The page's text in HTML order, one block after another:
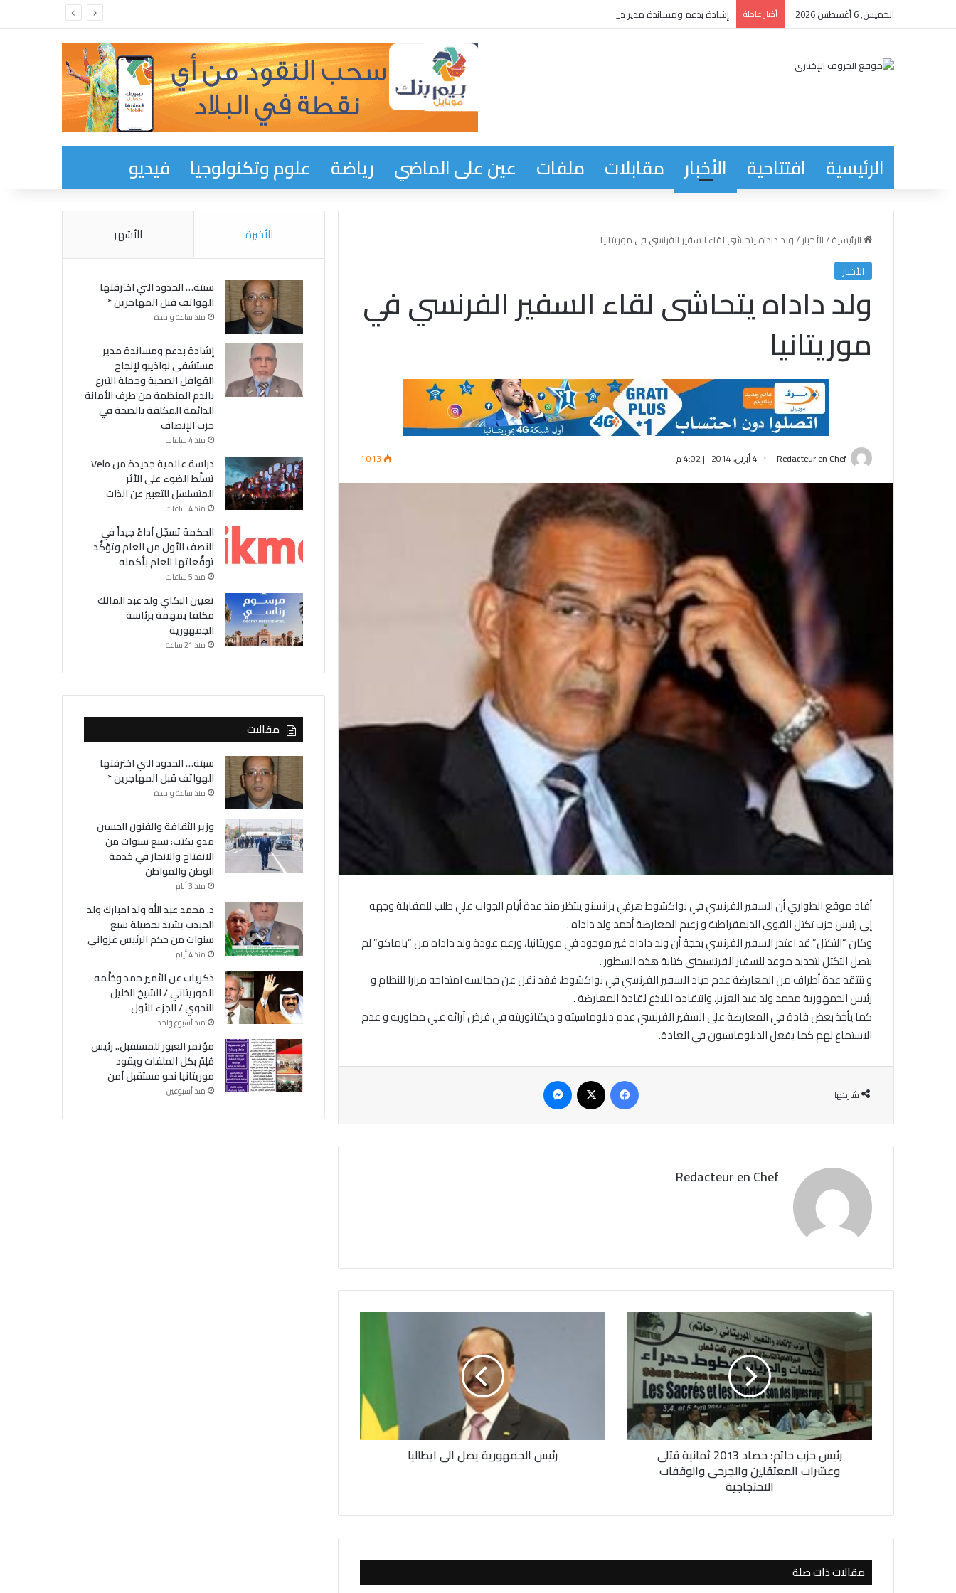
الخميس, 6 أغسطس 2026 أخبار عاجلة إشادة بدعم ومساندة مدير مستشفى نواذيبو لإنجاح القوافل الصحية وحملة التبرع بالدم المنظمة من طرف الأمانة الدائمة المكلفة بالصحة في حزب الإنصاف
الرئيسية افتتاحية الأخبار مقابلات ملفات عين على الماضي رياضة علوم وتكنولوجيا فيديو
الرئيسية/الأخبار/ولد داداه يتحاشى لقاء السفير الفرنسي في موريتانيا
الأخبار
ولد داداه يتحاشى لقاء السفير الفرنسي في
موريتانيا
Redacteur en Chef 4 أبريل, 2014 | | 4:02 م 1٬013
أفاد موقع الطواري أن السفير الفرنسي في نواكشوط هرفي بزانسنو ينتظر منذ عدة أيام الجواب علي طلب للمقابلة وجهه
إلي رئيس حزب تكتل القوي الديمقراطية و زعيم المعارضة أحمد ولد داداه .
وكان “التكتل” قد اعتذر السفير الفرنسي بحجة أن ولد داداه غير موجود في موريتانيا، ورغم عودة ولد داداه من “باماكو” لم
يتصل التكتل لتحديد موعد للسفير الفرنسيحتى كتابة هذه السطور .
و تنتقد عدة أطراف من المعارضة عدم حياد السفير الفرنسي في نواكشوط، فقد نقل عن مجالسه امتداحه مرارا للنظام و
رئيس الجمهورية محمد ولد عبد العزيز، وانتقاده اللاذع لقادة المعارضة .
كما يأخذ بعض قادة في المعارضة على السفير الفرنسي عدم دبلوماسيته و ديكتاتوريته في فرض آرائه علي محاوريه و عدم
الاستماع لهم كما يفعل الدبلوماسيون في العادة.
شاركها
Redacteur en Chef
ر
ئ
ي
ح
ح
ا
ص
د
2
1
رئيس حزب حاتم: حصاد 2013 ثمانية قتلى
وعشرات المعتقلين والجرحى والوقفات
الاحتجاجية
ه
ي
ل
ا
ى
رئيس الجمهورية يصل الى ايطاليا
مقالات ذات صلة
الأخيرة الأشهر
سبتة… الحدود التي اخترقتها
الهواتف قبل المهاجرين *
منذ ساعة واحدة
إشادة بدعم ومساندة مدير
مستشفى نواذيبو لإنجاح
القوافل الصحية وحملة التبرع
بالدم المنظمة من طرف الأمانة
الدائمة المكلفة بالصحة في
حزب الإنصاف
منذ 4 ساعات
دراسة عالمية جديدة من Velo
تسلّط الضوء على الأثر
المتسلسل للتعبير عن الذات
منذ 4 ساعات
الحكمة تسجّل أداءً جيداً في
النصف الأول من العام وتؤكّد
توقّعاتها للعام بأكمله
منذ 5 ساعات
تعيين البكاي ولد عبد المالك
مكلفا بمهمة برئاسة
الجمهورية
منذ 21 ساعة
مقالات
سبتة… الحدود التي اخترقتها
الهواتف قبل المهاجرين *
منذ ساعة واحدة
وزير الثقافة والفنون الحسين
مدو يكتب: سبع سنوات من
الانفتاح والانجاز في خدمة
الوطن والمواطن
منذ 3 أيام
د. محمد عبد الله ولد امبارك ولد
الحيدب يشيد بحصيلة سبع
سنوات من حكم الرئيس غزواني
منذ 4 أيام
ذكريات عن الأمير حمد وحُلْمه
الموريتاني / الشيخ الخليل
النحوي / الجزء الأول
منذ أسبوع واحد
مؤتمر العبور للمستقبل.. رئيس
مُلِمّ بكل الملفات ويقود
موريتانيا نحو مستقبل آمن
منذ أسبوعين